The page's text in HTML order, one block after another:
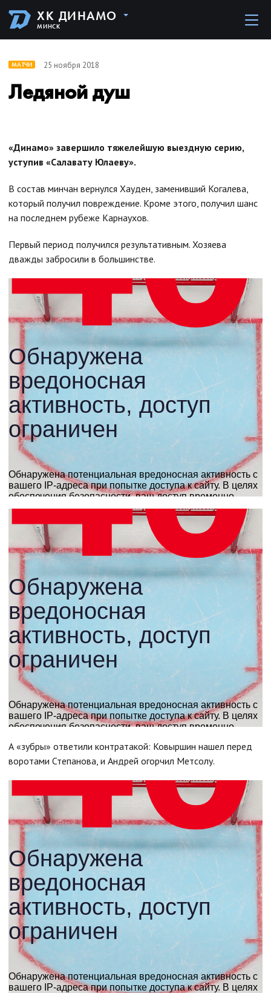
ХК ДИНАМО
МИНСК
МАТЧИ 25 ноября 2018
Ледяной душ
«Динамо» завершило тяжелейшую выездную серию,
уступив «Салавату Юлаеву».
В состав минчан вернулся Хауден, заменивший Когалева,
который получил повреждение. Кроме этого, получил шанс
на последнем рубеже Карнаухов.
Первый период получился результативным. Хозяева
дважды забросили в большинстве.
А «зубры» ответили контратакой: Ковыршин нашел перед
воротами Степанова, и Андрей огорчил Метсолу.